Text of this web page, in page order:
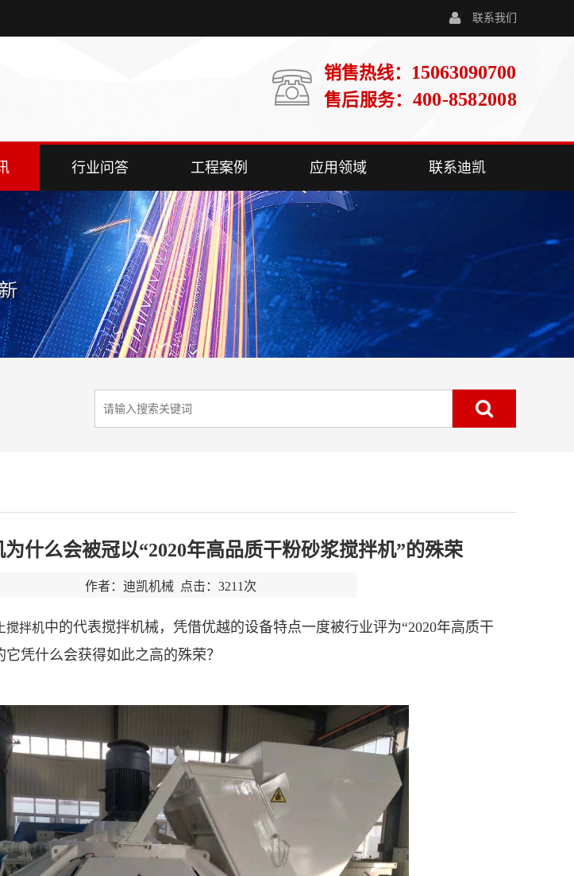
联系我们
销售热线： 15063090700
售后服务： 400-8582008
行业问答 工程案例 应用领域 联系迪凯
什么会被冠以“2020年高品质干粉砂浆搅拌机”的殊荣
作者：迪凯机械 点击：3211次
搅拌机中的代表搅拌机械，凭借优越的设备特点一度被行业评为“2020年高质干
凭什么会获得如此之高的殊荣？